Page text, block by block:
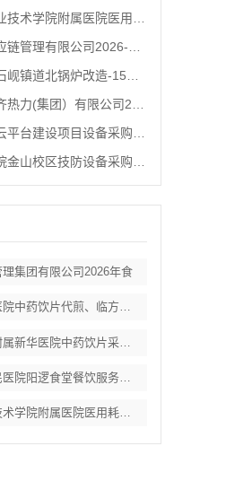
学院附属医院医用耗材供应
管理有限公司2026‑3期
镇道北锅炉改造‑15吨生物
力(集团）有限公司2026
建设项目设备采购及相关服
山校区技防设备采购 (KW
集团有限公司2026年食
山东大学齐鲁医院中药饮片代煎、临方加工服
湖北省第三人民医院阳逻食堂餐饮服务招标公
湖北三峡职业技术学院附属医院医用耗材供应